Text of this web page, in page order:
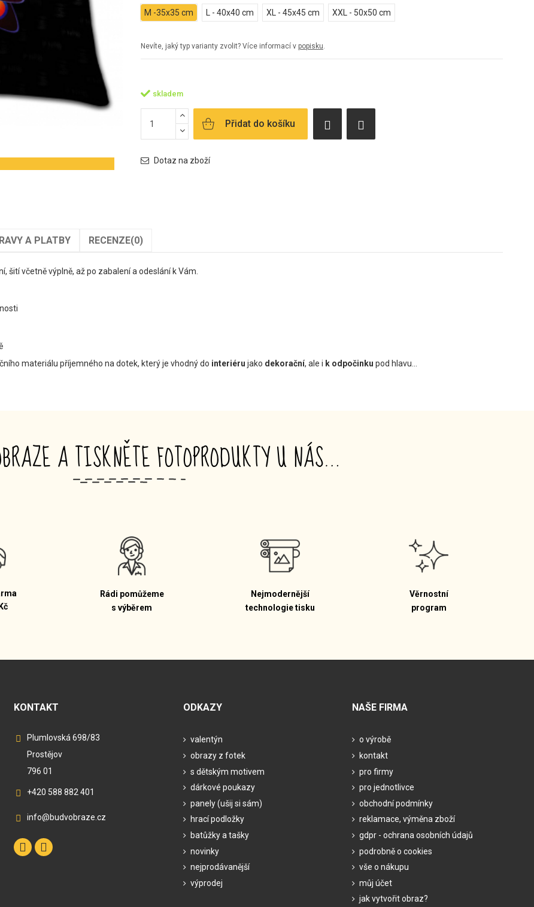
M -35x35 cm L - 40x40 cm XL - 45x45 cm XXL - 50x50 cm
Nevíte, jaký typ varianty zvolit? Více informací v popisku
skladem
Přidat do košíku
Dotaz na zboží
A PLATBY RECENZE(0)
šití včetně výplně, až po zabalení a odeslání k Vám.
materiálu příjemného na dotek, který je vhodný do interiéru jako dekorační, ale i k odpočinku pod hlavu...
A TISKNĚTE FOTOPRODUKTY U NÁS…
_
Rádi pomůžeme
s výběrem
Nejmodernější
technologie tisku
Věrnostní
program
KONTAKT
Plumlovská 698/83
Prostějov
796 01
+420 588 882 401
info@budvobraze.cz
ODKAZY
valentýn
obrazy z fotek
s dětským motivem
dárkové poukazy
panely (ušij si sám)
hrací podložky
batůžky a tašky
novinky
nejprodávanější
výprodej
NAŠE FIRMA
o výrobě
kontakt
pro firmy
pro jednotlivce
obchodní podmínky
reklamace, výměna zboží
gdpr - ochrana osobních údajů
podrobně o cookies
vše o nákupu
můj účet
jak vytvořit obraz?